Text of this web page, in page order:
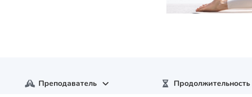
Преподаватель Продолжительность